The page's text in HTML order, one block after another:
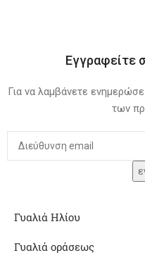
Εγγραφείτε
Για να λαμβάνετε
των
Γυαλιά Ηλίου
Γυαλιά οράσεως